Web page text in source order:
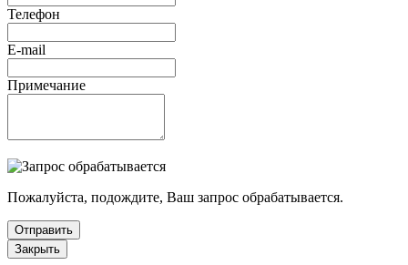
Телефон
E-mail
Примечание
Пожалуйста, подождите, Ваш запрос обрабатывается.
Отправить
Закрыть